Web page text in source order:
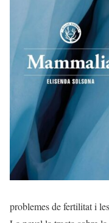
problemes de fertilitat i